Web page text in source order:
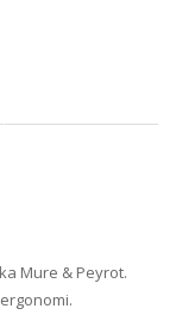
Mure & Peyrot.